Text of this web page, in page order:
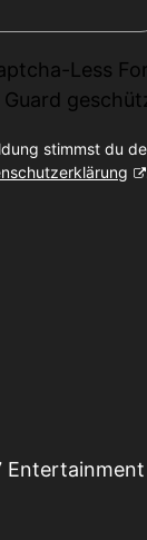
Less
Guard
stimmst du